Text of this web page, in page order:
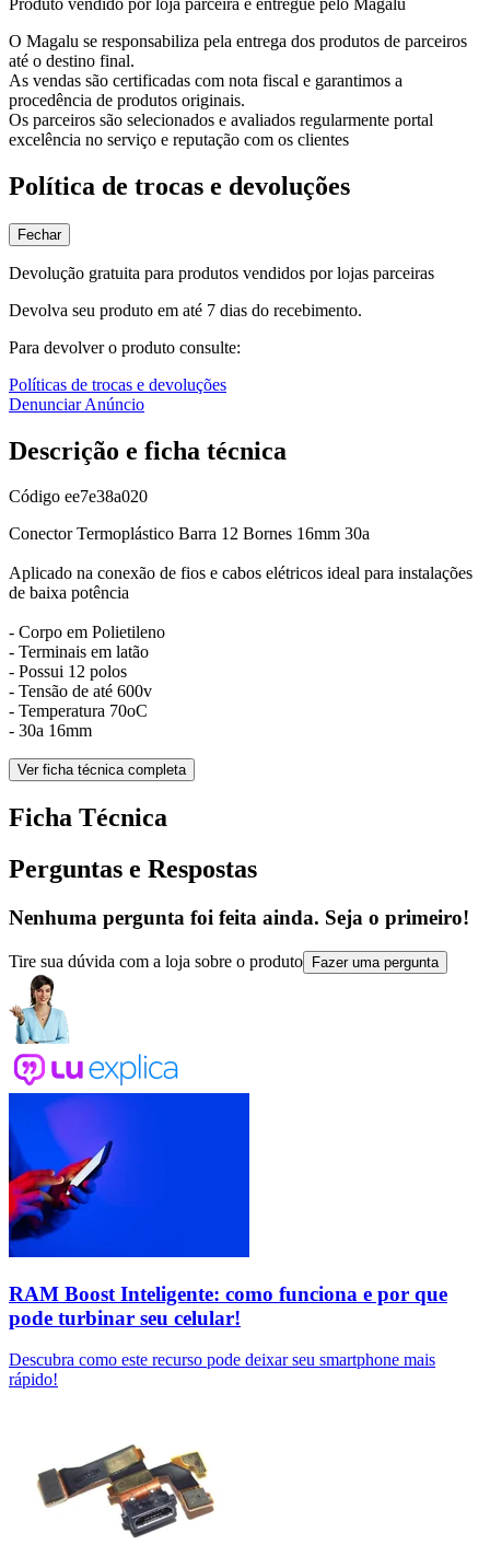
O Magalu se responsabiliza pela entrega dos produtos de parceiros
até o destino final.
As vendas são certificadas com nota fiscal e garantimos a
procedência de produtos originais.
Os parceiros são selecionados e avaliados regularmente portal
excelência no serviço e reputação com os clientes
Política de trocas e devoluções
Fechar
Devolução gratuita para produtos vendidos por lojas parceiras
Devolva seu produto em até 7 dias do recebimento.
Para devolver o produto consulte:
Políticas de trocas e devoluções
Denunciar Anúncio
Descrição e ficha técnica
Código ee7e38a020
Conector Termoplástico Barra 12 Bornes 16mm 30a
Aplicado na conexão de fios e cabos elétricos ideal para instalações
de baixa potência
- Corpo em Polietileno
- Terminais em latão
- Possui 12 polos
- Tensão de até 600v
- Temperatura 70oC
- 30a 16mm
Ver ficha técnica completa
Ficha Técnica
Perguntas e Respostas
Nenhuma pergunta foi feita ainda. Seja o primeiro!
Tire sua dúvida com a loja sobre o produto Fazer uma pergunta
RAM Boost Inteligente: como funciona e por que
pode turbinar seu celular!
Descubra como este recurso pode deixar seu smartphone mais
rápido!